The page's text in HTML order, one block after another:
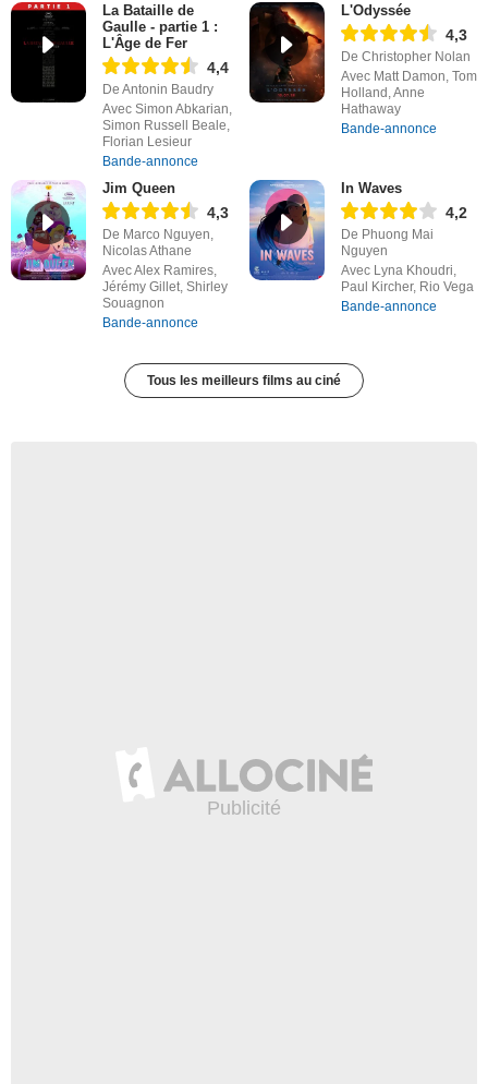
La Bataille de
Gaulle - partie 1 :
L'Âge de Fer
4,4
De Antonin Baudry
Avec Simon Abkarian,
Simon Russell Beale,
Florian Lesieur
Bande-annonce
L'Odyssée
4,3
De Christopher Nolan
Avec Matt Damon, Tom
Holland, Anne
Hathaway
Bande-annonce
Jim Queen
4,3
De Marco Nguyen,
Nicolas Athane
Avec Alex Ramires,
Jérémy Gillet, Shirley
Souagnon
Bande-annonce
In Waves
4,2
De Phuong Mai
Nguyen
Avec Lyna Khoudri,
Paul Kircher, Rio Vega
Bande-annonce
Tous les meilleurs films au ciné